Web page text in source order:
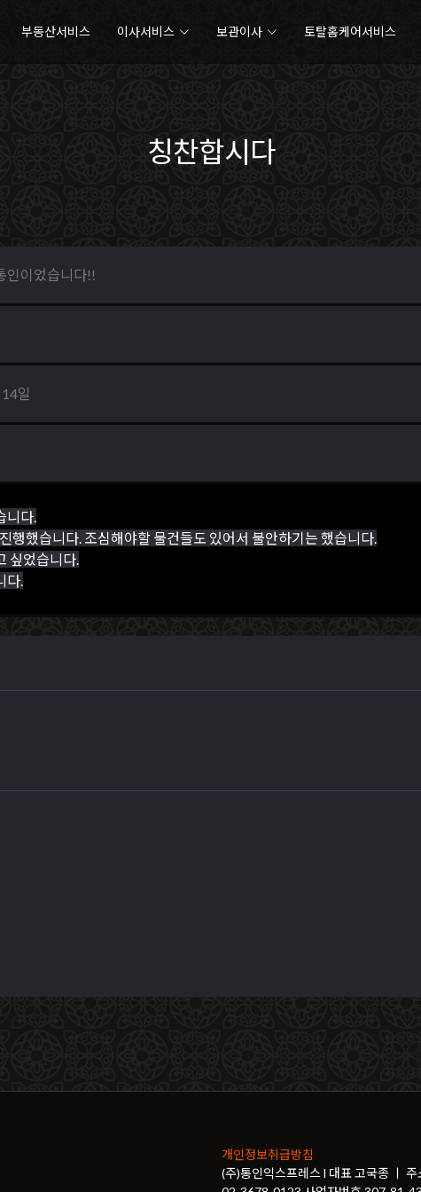
부동산서비스 이사서비스 보관이사 토탈홈케어서비스
칭찬합시다
인이었습니다!!
일
니다.
행했습니다. 조심해야할 물건들도 있어서 불안하기는 했습니다.
싶었습니다.
다.
개인정보취급방침
(주)통인익스프레스 l 대표 고국종 ㅣ